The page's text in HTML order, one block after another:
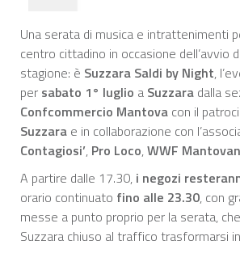
Una serata di musica e intrattenimenti
centro cittadino in occasione dell’avvio
stagione: è Suzzara Saldi by Night,
per sabato 1° luglio a Suzzara dalla
Confcommercio Mantova con il
Suzzara e in collaborazione con
Contagiosi’, Pro Loco,WWF
A partire dalle 17.30, i negozi
orario continuato fino alle 23.30, con
messe a punto proprio per la serata,
Suzzara chiuso al traffico trasformarsi